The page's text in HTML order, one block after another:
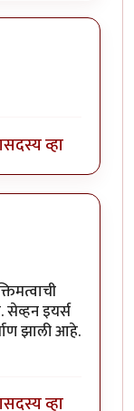
सदस्य व्हा
इयर्स
झाली आहे.
सदस्य व्हा